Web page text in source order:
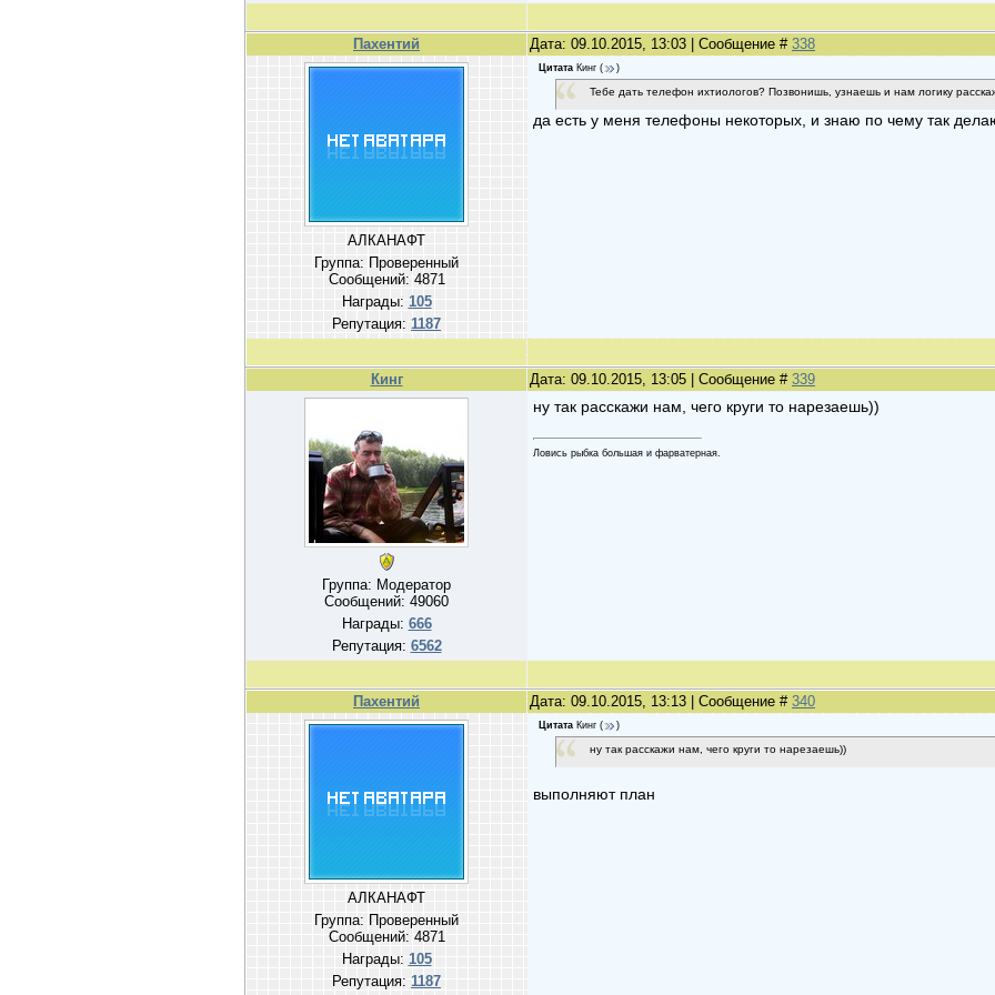
Пахентий Дата: 09.10.2015, 13:03 | Сообщение # 338
АЛКАНАФТ
Группа: Проверенный
Сообщений: 4871
Награды: 105
Репутация: 1187
Цитата Кинг ( )
Тебе дать телефон ихтиологов? Позвонишь, узнаешь и нам логику
да есть у меня телефоны некоторых, и знаю по чему так
Кинг Дата: 09.10.2015, 13:05 | Сообщение # 339
Группа: Модератор
Сообщений: 49060
Награды: 666
Репутация: 6562
ну так расскажи нам, чего круги то нарезаешь))
Ловись рыбка большая и фарватерная.
Пахентий Дата: 09.10.2015, 13:13 | Сообщение # 340
АЛКАНАФТ
Группа: Проверенный
Сообщений: 4871
Награды: 105
Репутация: 1187
Цитата Кинг ( )
ну так расскажи нам, чего круги то нарезаешь))
выполняют план